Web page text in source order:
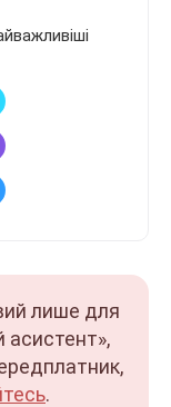
лише для
асистент»,
.